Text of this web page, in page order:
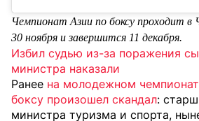
Чемпионат Азии по боксу проходит в
30 ноября и завершится 11 декабря.
Избил судью из-за поражения
министра наказали
Ранее на молодежном
боксу произошел скандал:
министра туризма и спорта,